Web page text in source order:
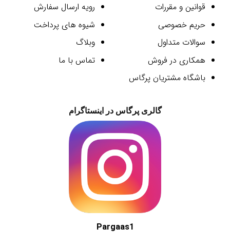
قوانین و مقررات
حریم خصوصی
سوالات متداول
همکاری در فروش
باشگاه مشتریان پرگاس
رویه ارسال سفارش
شیوه های پرداخت
وبلاگ
تماس با ما
گالری پرگاس در اینستاگرام
Pargaas1